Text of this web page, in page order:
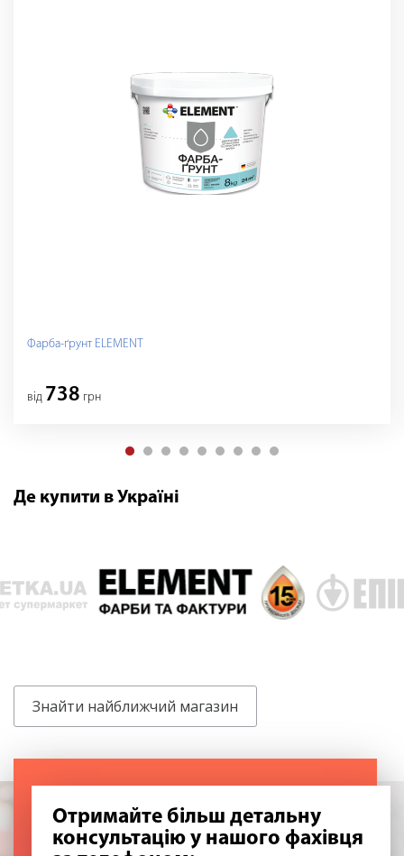
Фарба-ґрунт ELEMENT
вiд 738 грн
Де купити в Україні
Знайти найближчий магазин
Отримайте більш детальну
консультацію у нашого фахівця